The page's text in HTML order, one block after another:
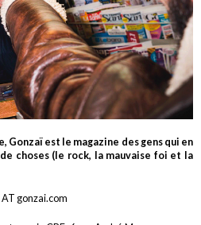
Gonzaï est le magazine des gens qui en
choses (le rock, la mauvaise foi et la
gonzai.com